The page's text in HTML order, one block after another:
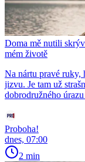
Doma mě nutili
mém životě
Na nártu pravé ruky,
jizvu. Je tam už
dobrodružného
Proboha!
dnes, 07:00
2 min